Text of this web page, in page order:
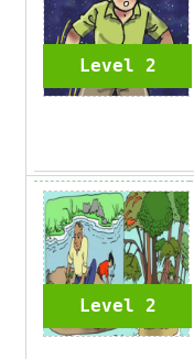
Level 2
Level 2